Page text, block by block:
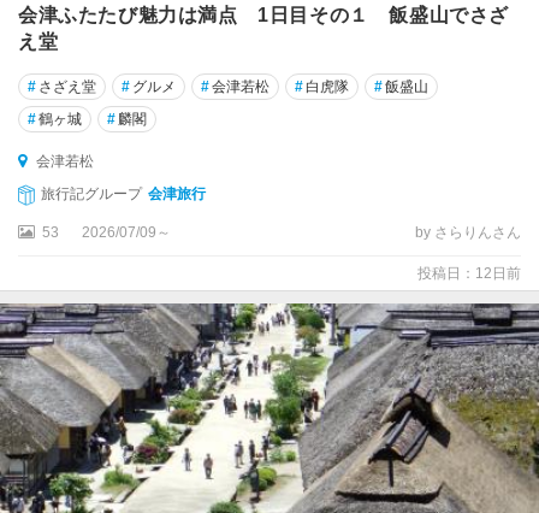
会津ふたたび魅力は満点 1日目その１ 飯盛山でさざ
え堂
# さざえ堂 # グルメ #会津若松 # 白虎隊 #飯盛山
#鶴ヶ城 # 麟閣
会津若松
旅行記グループ 会津旅行
53 2026/07/09～ by さらりんさん
投稿日：12日前